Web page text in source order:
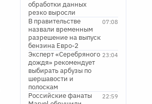
обработки данных
резко выросли
07:08
В правительстве
назвали временным
разрешение на выпуск
бензина Евро-2
23:04
Эксперт «Серебряного
дождя» рекомендует
выбирать арбузы по
шершавости и
полоскам
22:59
Российские фанаты